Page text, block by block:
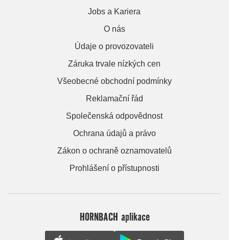
Jobs a Kariera
O nás
Údaje o provozovateli
Záruka trvale nízkých cen
Všeobecné obchodní podmínky
Reklamační řád
Společenská odpovědnost
Ochrana údajů a právo
Zákon o ochraně oznamovatelů
Prohlášení o přístupnosti
HORNBACH aplikace